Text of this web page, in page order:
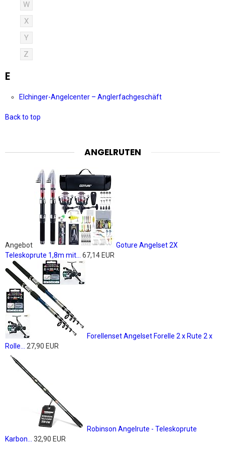
W
X
Y
Z
E
Elchinger-Angelcenter – Anglerfachgeschäft
Back to top
ANGELRUTEN
Angebot
Goture Angelset 2X
Teleskoprute 1,8m mit...
67,14 EUR
Forellenset Angelset Forelle 2 x Rute 2 x
Rolle...
27,90 EUR
Robinson Angelrute - Teleskoprute
Karbon...
32,90 EUR